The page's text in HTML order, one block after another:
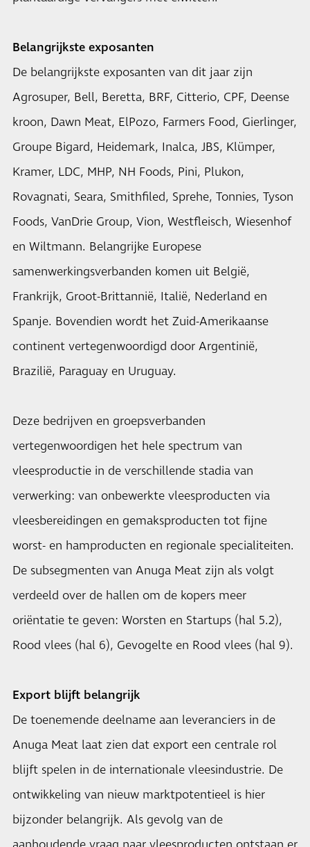
Belangrijkste exposanten
De belangrijkste exposanten van dit jaar zijn
Agrosuper, Bell, Beretta, BRF, Citterio, CPF, Deense
kroon, Dawn Meat, ElPozo, Farmers Food, Gierlinger,
Groupe Bigard, Heidemark, Inalca, JBS, Klümper,
Kramer, LDC, MHP, NH Foods, Pini, Plukon,
Rovagnati, Seara, Smithfiled, Sprehe, Tonnies, Tyson
Foods, VanDrie Group, Vion, Westfleisch, Wiesenhof
en Wiltmann. Belangrijke Europese
samenwerkingsverbanden komen uit België,
Frankrijk, Groot-Brittannië, Italië, Nederland en
Spanje. Bovendien wordt het Zuid-Amerikaanse
continent vertegenwoordigd door Argentinië,
Brazilië, Paraguay en Uruguay.
Deze bedrijven en groepsverbanden
vertegenwoordigen het hele spectrum van
vleesproductie in de verschillende stadia van
verwerking: van onbewerkte vleesproducten via
vleesbereidingen en gemaksproducten tot fijne
worst- en hamproducten en regionale specialiteiten.
De subsegmenten van Anuga Meat zijn als volgt
verdeeld over de hallen om de kopers meer
oriëntatie te geven: Worsten en Startups (hal 5.2),
Rood vlees (hal 6), Gevogelte en Rood vlees (hal 9).
Export blijft belangrijk
De toenemende deelname aan leveranciers in de
Anuga Meat laat zien dat export een centrale rol
blijft spelen in de internationale vleesindustrie. De
ontwikkeling van nieuw marktpotentieel is hier
bijzonder belangrijk. Als gevolg van de